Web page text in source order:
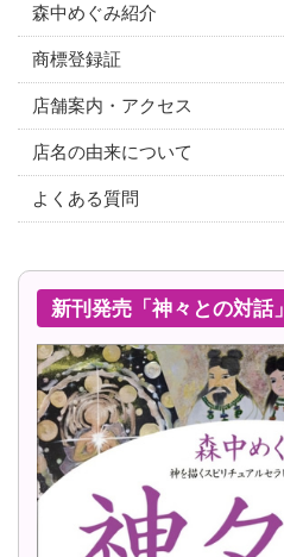
森中めぐみ紹介
商標登録証
店舗案内・アクセス
店名の由来について
よくある質問
新刊発売「神々との対話」